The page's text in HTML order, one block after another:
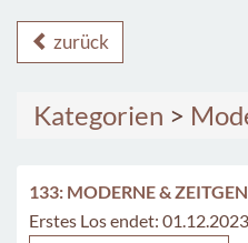
zurück
Kategorien >
133: MODERNE &
Erstes Los endet: